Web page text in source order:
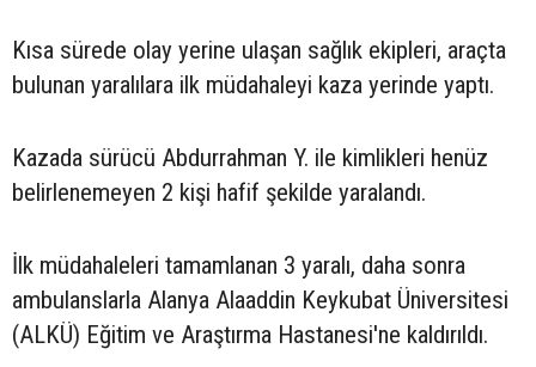
Kısa sürede olay yerine ulaşan sağlık ekipleri, araçta
bulunan yaralılara ilk müdahaleyi kaza yerinde yaptı.
Kazada sürücü Abdurrahman Y. ile kimlikleri henüz
belirlenemeyen 2 kişi hafif şekilde yaralandı.
İlk müdahaleleri tamamlanan 3 yaralı, daha sonra
ambulanslarla Alanya Alaaddin Keykubat Üniversitesi
(ALKÜ) Eğitim ve Araştırma Hastanesi'ne kaldırıldı.